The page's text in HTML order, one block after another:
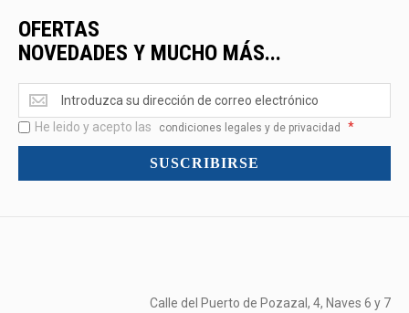
OFERTAS
NOVEDADES Y MUCHO MÁS...
Ofertas
<br>Novedades
y
mucho
He leido y acepto las condiciones legales y de privacidad *
SUSCRIBIRSE
Calle del Puerto de Pozazal, 4, Naves 6 y 7